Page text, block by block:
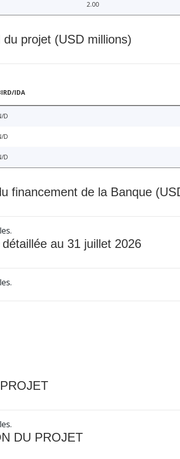
2.00
projet (USD millions)
IDA
D
D
D
financement de la Banque
au 31 juillet 2026
DU PROJET